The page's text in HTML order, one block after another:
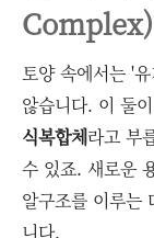
토양 속에서는 '
않습니다. 이 둘
식복합체라고 부
수 있죠. 새로운
알구조를 이루는
니다.